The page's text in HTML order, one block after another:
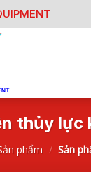
thủy lực
phẩm / Sản